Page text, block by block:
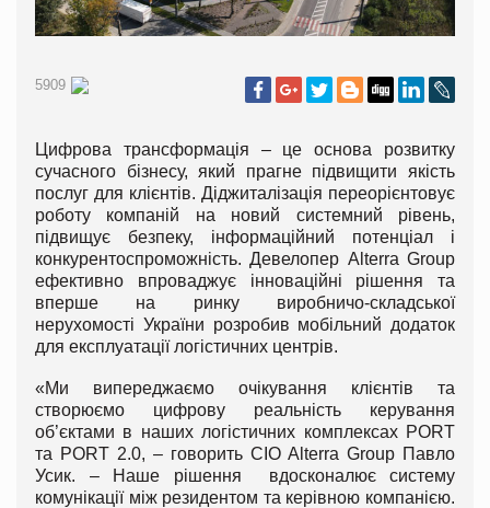
5909
Цифрова трансформація – це основа розвитку
сучасного бізнесу, який прагне підвищити якість
послуг для клієнтів. Діджиталізація переорієнтовує
роботу компаній на новий системний рівень,
підвищує безпеку, інформаційний потенціал і
конкурентоспроможність. Девелопер Alterra Group
ефективно впроваджує інноваційні рішення та
вперше на ринку виробничо-складської
нерухомості України розробив мобільний додаток
для експлуатації логістичних центрів.
«Ми випереджаємо очікування клієнтів та
створюємо цифрову реальність керування
об’єктами в наших логістичних комплексах PORT
та PORT 2.0, – говорить CIO Alterra Group Павло
Усик. – Наше рішення вдосконалює систему
комунікації між резидентом та керівною компанією.